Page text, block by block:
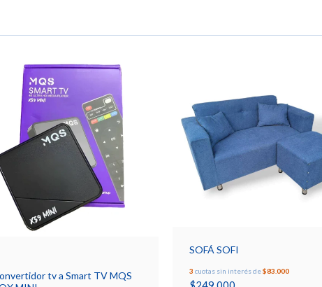
tv a Smart TV MQS
SOFÁ SOFI
3 cuotas sin interés de$83.000